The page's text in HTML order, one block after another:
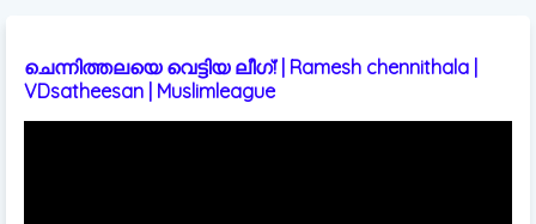
ചെന്നിത്തലയെ വെട്ടിയ ലീഗ്! | Ramesh chennithala |
VDsatheesan | Muslimleague